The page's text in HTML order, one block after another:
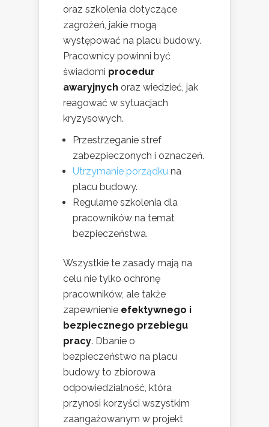
oraz szkolenia dotyczące
zagrożeń, jakie mogą
występować na placu budowy.
Pracownicy powinni być
świadomi procedur
awaryjnych oraz wiedzieć, jak
reagować w sytuacjach
kryzysowych.
Przestrzeganie stref
zabezpieczonych i oznaczeń.
Utrzymanie porządku na
placu budowy.
Regularne szkolenia dla
pracowników na temat
bezpieczeństwa.
Wszystkie te zasady mają na
celu nie tylko ochronę
pracowników, ale także
zapewnienie efektywnego i
bezpiecznego przebiegu
pracy. Dbanie o
bezpieczeństwo na placu
budowy to zbiorowa
odpowiedzialność, która
przynosi korzyści wszystkim
zaangażowanym w projekt